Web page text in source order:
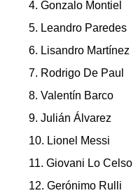
4. Gonzalo Montiel
5. Leandro Paredes
6. Lisandro Martínez
7. Rodrigo De Paul
8. Valentín Barco
9. Julián Álvarez
10. Lionel Messi
11. Giovani Lo Celso
12. Gerónimo Rulli